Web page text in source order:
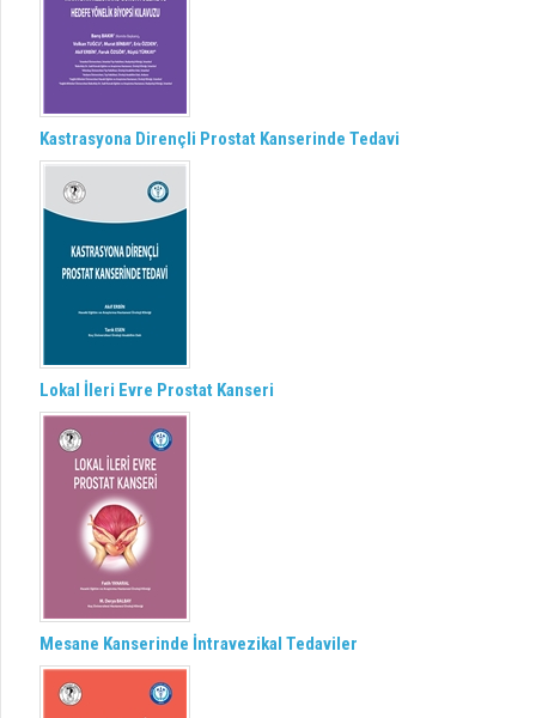
Kastrasyona Dirençli Prostat Kanserinde Tedavi
Lokal İleri Evre Prostat Kanseri
Mesane Kanserinde İntravezikal Tedaviler